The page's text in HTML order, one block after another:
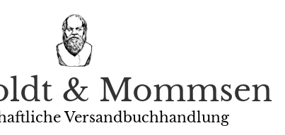
& Mommsen
Versandbuchhandlung